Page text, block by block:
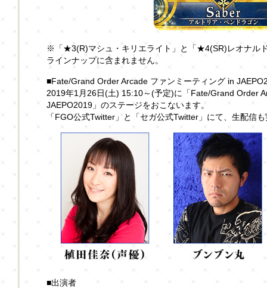
※「★3(R)マシュ・キリエライト」と「★4(SR)レオナル
ラインナップに含まれません。
■Fate/Grand Order Arcade ファンミーティング in
2019年1月26日(土) 15:10～(予定)に「Fate/Grand Order
JAEPO2019」のステージをおこないます。
「FGO公式Twitter」と「セガ公式Twitter」にて、生配信
■出演者